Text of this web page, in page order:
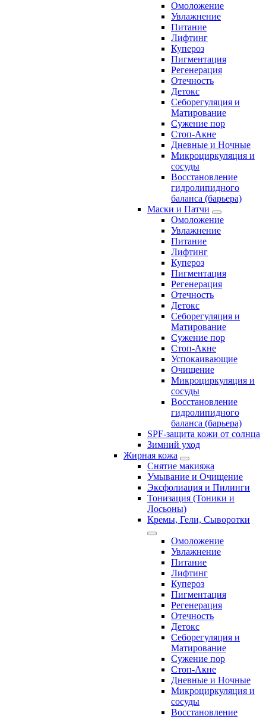
Омоложение
Увлажнение
Питание
Лифтинг
Купероз
Пигментация
Регенерация
Отечность
Детокс
Себорегуляция и
Матирование
Сужение пор
Стоп-Акне
Дневные и Ночные
Микроциркуляция и
сосуды
Восстановление
гидролипидного
баланса (барьера)
Маски и Патчи
Омоложение
Увлажнение
Питание
Лифтинг
Купероз
Пигментация
Регенерация
Отечность
Детокс
Себорегуляция и
Матирование
Сужение пор
Стоп-Акне
Успокаивающие
Очищение
Микроциркуляция и
сосуды
Восстановление
гидролипидного
баланса (барьера)
SPF-защита кожи от солнца
Зимний уход
Жирная кожа
Снятие макияжа
Умывание и Очищение
Эксфолиация и Пилинги
Тонизация (Тоники и
Лосьоны)
Кремы, Гели, Сыворотки
Омоложение
Увлажнение
Питание
Лифтинг
Купероз
Пигментация
Регенерация
Отечность
Детокс
Себорегуляция и
Матирование
Сужение пор
Стоп-Акне
Дневные и Ночные
Микроциркуляция и
сосуды
Восстановление